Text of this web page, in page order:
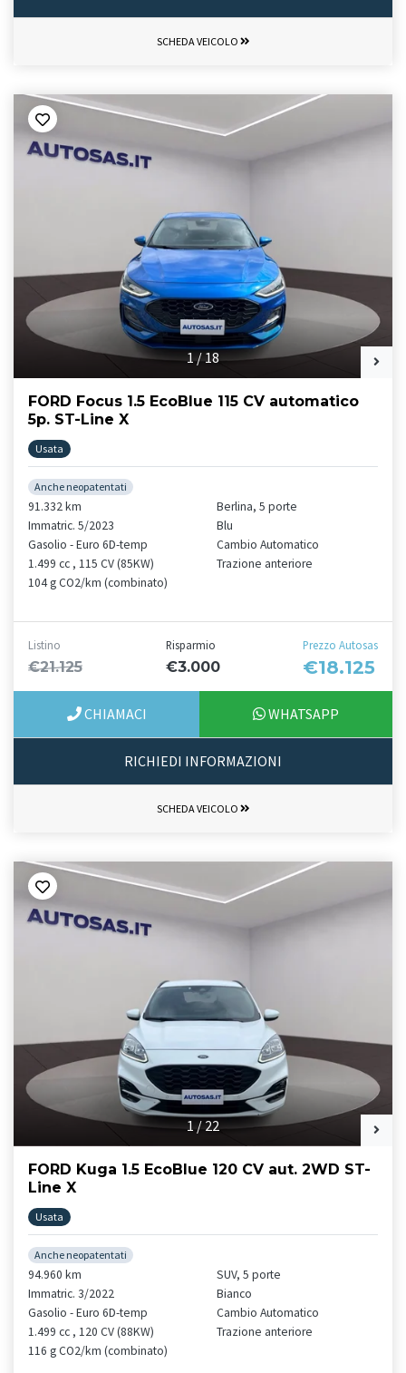
SCHEDA VEICOLO
1/18
FORD Focus 1.5 EcoBlue 115 CV automatico
5p. ST-Line X
Usata
Anche neopatentati
91.332 km
Immatric. 5/2023
Gasolio - Euro 6D-temp
1.499 cc , 115 CV (85KW)
104 g CO2/km (combinato)
Berlina, 5 porte
Blu
Cambio Automatico
Trazione anteriore
Listino
€21.125
Risparmio
€3.000
Prezzo Autosas
€18.125
CHIAMACI WHATSAPP
RICHIEDI INFORMAZIONI
SCHEDA VEICOLO
1/22
FORD Kuga 1.5 EcoBlue 120 CV aut. 2WD ST-
Line X
Usata
Anche neopatentati
94.960 km
Immatric. 3/2022
Gasolio - Euro 6D-temp
1.499 cc , 120 CV (88KW)
116 g CO2/km (combinato)
SUV, 5 porte
Bianco
Cambio Automatico
Trazione anteriore